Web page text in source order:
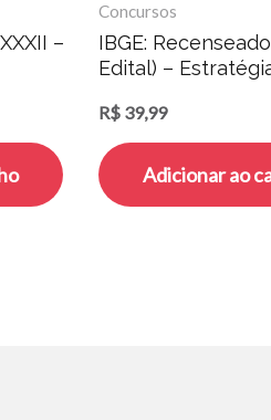
–
Concursos
IBGE:
Edital) –
R$ 39,99
Adicionar ao